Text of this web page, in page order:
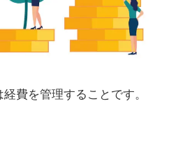
費を管理することです。